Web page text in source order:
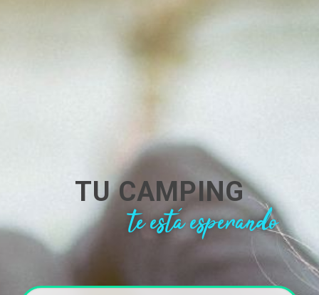
TU CAMPING
te está esperando